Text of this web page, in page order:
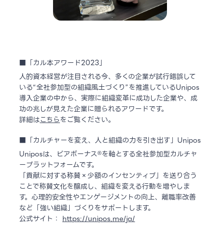
■「カル本アワード2023」
人的資本経営が注目される今、多くの企業が試行錯誤して
いる“全社参加型の組織風土づくり”を推進しているUnipos
導入企業の中から、実際に組織変革に成功した企業や、成
功の兆しが見えた企業に贈られるアワードです。
詳細はこちらをご覧ください。
■「カルチャーを変え、人と組織の力を引き出す」Unipos
Uniposは、ピアボーナス®を軸とする全社参加型カルチャ
ープラットフォームです。
「貢献に対する称賛×少額のインセンティブ」を送り合う
ことで称賛文化を醸成し、組織を変える行動を増やしま
す。心理的安全性やエンゲージメントの向上、離職率改善
など「強い組織」づくりをサポートします。
公式サイト： https://unipos.me/ja/